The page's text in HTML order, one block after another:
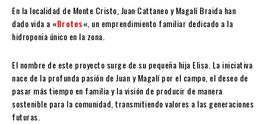
En la localidad de Monte Cristo, Juan Cattaneo y Magalí Braida han
dado vida a «Brotes«, un emprendimiento familiar dedicado a la
hidroponia único en la zona.
El nombre de este proyecto surge de su pequeña hija Elisa. La iniciativa
nace de la profunda pasión de Juan y Magalí por el campo, el deseo de
pasar más tiempo en familia y la visión de producir de manera
sostenible para la comunidad, transmitiendo valores a las generaciones
futuras.